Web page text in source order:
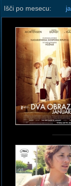
Išči po mesecu: